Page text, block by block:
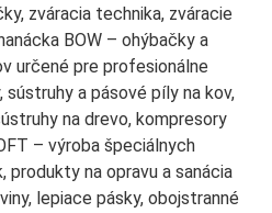
zváracia technika, zváracie
BOW – ohýbačky a
určené pre profesionálne
a pásové píly na kov,
na drevo, kompresory
– výroba špeciálnych
produkty na opravu a sanácia
lepiace pásky, obojstranné